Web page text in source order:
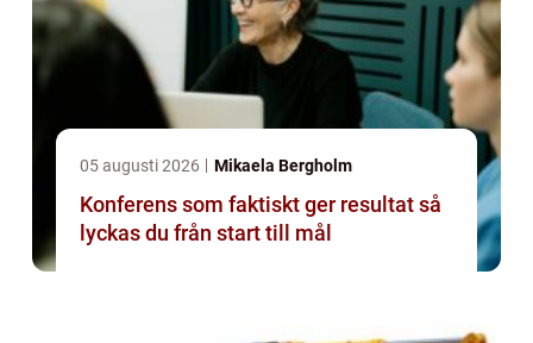
05 augusti 2026 Mikaela Bergholm
Konferens som faktiskt ger resultat så
lyckas du från start till mål